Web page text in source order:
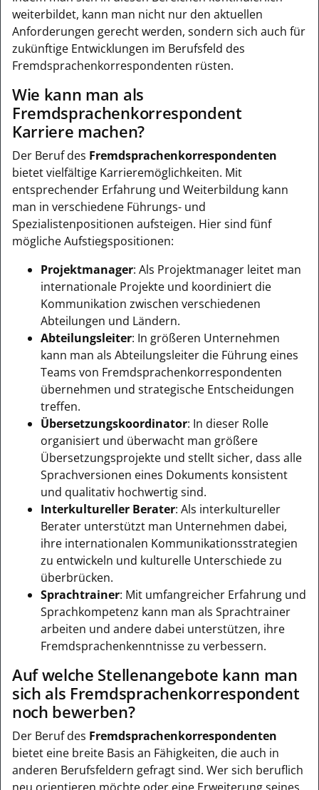
weiterbildet, kann man nicht nur den aktuellen
Anforderungen gerecht werden, sondern sich auch für
zukünftige Entwicklungen im Berufsfeld des
Fremdsprachenkorrespondenten rüsten.
Wie kann man als
Fremdsprachenkorrespondent
Karriere machen?
Der Beruf des Fremdsprachenkorrespondenten
bietet vielfältige Karrieremöglichkeiten. Mit
entsprechender Erfahrung und Weiterbildung kann
man in verschiedene Führungs- und
Spezialistenpositionen aufsteigen. Hier sind fünf
mögliche Aufstiegspositionen:
Projektmanager: Als Projektmanager leitet man
internationale Projekte und koordiniert die
Kommunikation zwischen verschiedenen
Abteilungen und Ländern.
Abteilungsleiter: In größeren Unternehmen
kann man als Abteilungsleiter die Führung eines
Teams von Fremdsprachenkorrespondenten
übernehmen und strategische Entscheidungen
treffen.
Übersetzungskoordinator: In dieser Rolle
organisiert und überwacht man größere
Übersetzungsprojekte und stellt sicher, dass alle
Sprachversionen eines Dokuments konsistent
und qualitativ hochwertig sind.
Interkultureller Berater: Als interkultureller
Berater unterstützt man Unternehmen dabei,
ihre internationalen Kommunikationsstrategien
zu entwickeln und kulturelle Unterschiede zu
überbrücken.
Sprachtrainer: Mit umfangreicher Erfahrung und
Sprachkompetenz kann man als Sprachtrainer
arbeiten und andere dabei unterstützen, ihre
Fremdsprachenkenntnisse zu verbessern.
Auf welche Stellenangebote kann man
sich als Fremdsprachenkorrespondent
noch bewerben?
Der Beruf des Fremdsprachenkorrespondenten
bietet eine breite Basis an Fähigkeiten, die auch in
anderen Berufsfeldern gefragt sind. Wer sich beruflich
neu orientieren möchte oder eine Erweiterung seines